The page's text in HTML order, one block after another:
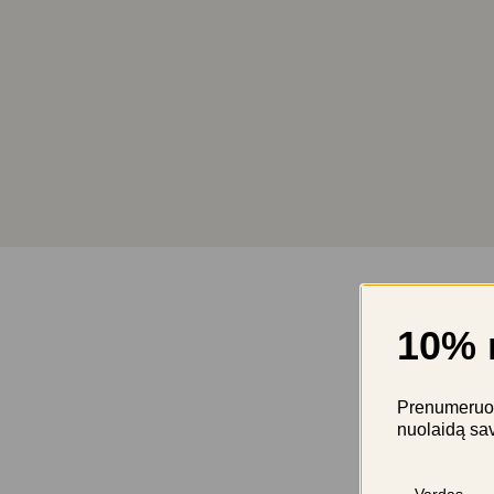
10%
nuolaidą